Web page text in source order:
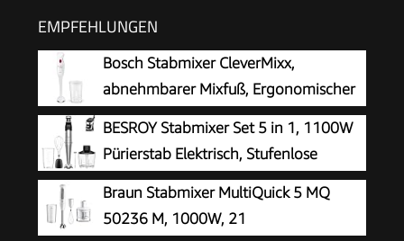
EMPFEHLUNGEN
Bosch Stabmixer CleverMixx,
abnehmbarer Mixfuß, Ergonomischer
Griff, leichtes Gehäuse, 4-Klingen-
Messer, einfache Reinigung, 400 W, weiß/rot,
MSM14000
BESROY Stabmixer Set 5 in 1, 1100W
Pürierstab Elektrisch, Stufenlose
Geschwindigkeit, Edelstahl Hand
Blender inkl. Zerkleinerer, Schneebesen,
Milchaufschäumer & Messbecher, Ideal für
Braun Stabmixer MultiQuick 5 MQ
50236 M, 1000W, 21